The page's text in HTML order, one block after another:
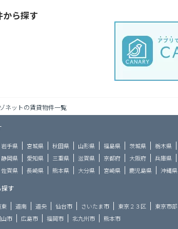
から探す
ネットの賃貸物件一覧
岩手県 宮城県 秋田県 山形県 福島県 茨城県 栃木県
静岡県 愛知県 三重県 滋賀県 京都府 大阪府 兵庫県
佐賀県 長崎県 熊本県 大分県 宮崎県 鹿児島県 沖縄県
す
道南 道央 仙台市 さいたま市 東京２３区 東京市部
山市 広島市 福岡市 北九州市 熊本市